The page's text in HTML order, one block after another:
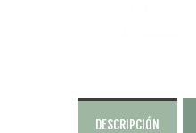
DESCRIPCIÓN